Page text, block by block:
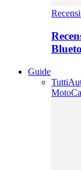
Guide
Tutti
Moto